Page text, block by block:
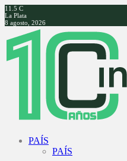
11.5 C
La Plata
8 agosto, 2026
Facebook
Twitter
Instagram
Youtube
PAÍS
PAÍS